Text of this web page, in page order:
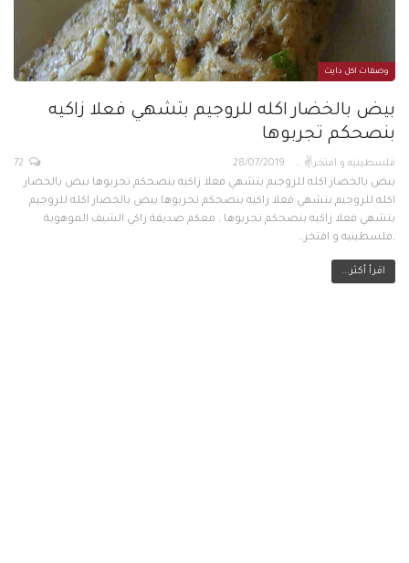
وصفات اكل دايت
بيض بالخضار اكله للروجيم بتشهي فعلا زاكيه
بنصحكم تجربوها
فلسطينيه و افتخر✌ 28/07/2019
بيض بالخضار اكله للروجيم بتشهي فعلا زاكيه بنصحكم تجربوها بيض بالخضار
اكله للروجيم بتشهي فعلا زاكيه بنصحكم تجربوها بيض بالخضار اكله للروجيم
بتشهي فعلا زاكيه بنصحكم تجربوها , معكم صديقة زاكي الشيف الموهوبة
,فلسطينيه و افتخر…
اقرأ أكثر...